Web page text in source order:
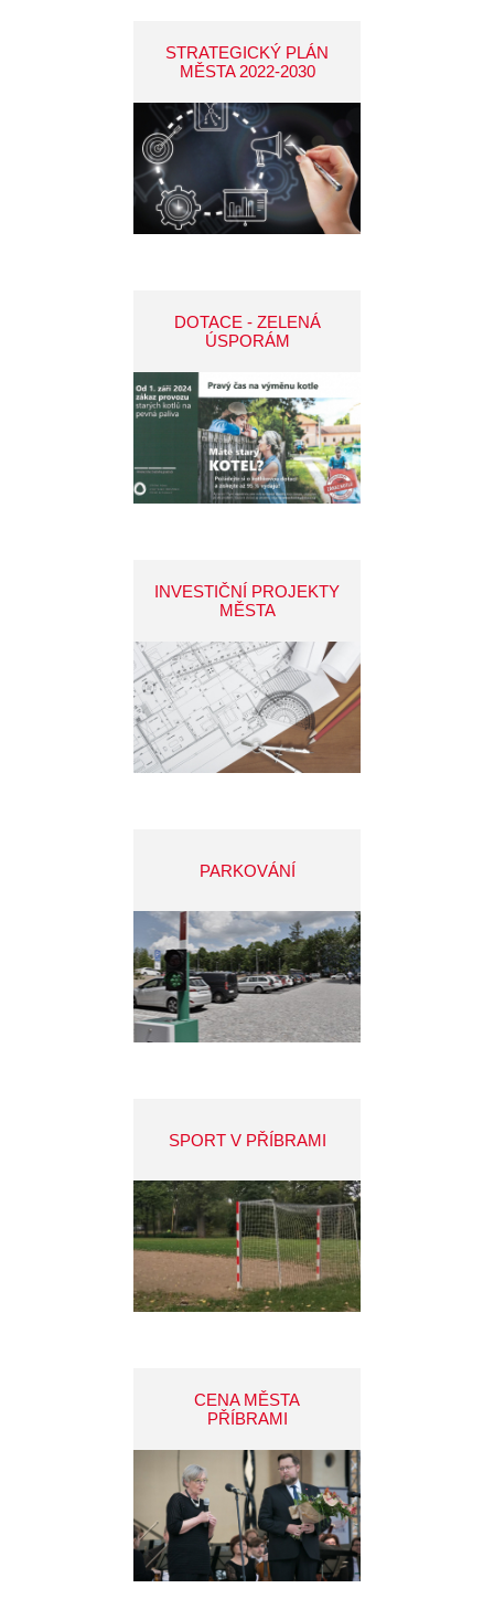
STRATEGICKÝ PLÁN
MĚSTA 2022-2030
DOTACE - ZELENÁ
ÚSPORÁM
INVESTIČNÍ PROJEKTY
MĚSTA
PARKOVÁNÍ
SPORT V PŘÍBRAMI
CENA MĚSTA
PŘÍBRAMI